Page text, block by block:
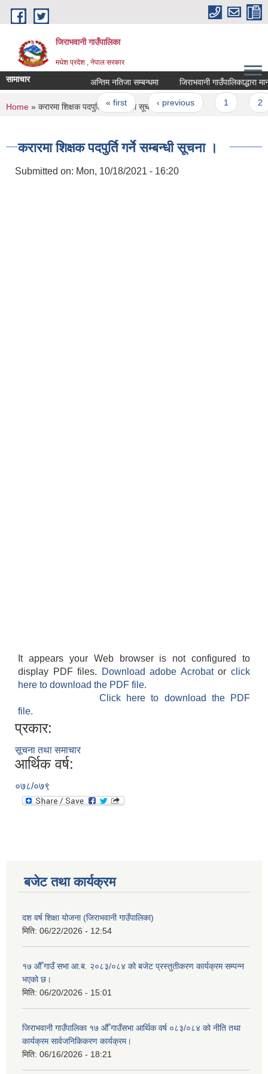
Skip to main content
जिराभवानी गाउँपालिका
मधेश प्रदेश , नेपाल सरकार
सामाचार अन्तिम नतिजा सम्बन्धमा जिराभवानी गाउँपालिकाद्धारा
Pages
« first ‹ previous
You are here
Home » करारमा शिक्षक पदपुर्ति गर्ने सम्बन्धी सूचना ।
करारमा शिक्षक पदपुर्ति गर्ने सम्बन्धी सूचना ।
Submitted on: Mon, 10/18/2021 - 16:20
It appears your Web browser is not configured to
display PDF files.
Download adobe Acrobatorclick
here to download the PDF file.
Click here to download the PDF
file.
प्रकार:
सूचना तथा समाचार
आर्थिक वर्ष:
०७८/०७९
बजेट तथा कार्यक्रम
दश वर्ष शिक्षा योजना (जिराभवानी गाउँपालिका)
मिति: 06/22/2026 - 12:54
१७ औँ गाउँ सभा आ.ब. २०८३/०८४ को बजेट प्रस्तुतीकरण कार्यक्रम सम्पन्न
भएको छ।
मिति: 06/20/2026 - 15:01
जिराभवानी गाउँपालिका १७ औँ गाउँसभा आर्थिक वर्ष ०८३/०८४ को नीति तथा
कार्यक्रम सार्वजनिकिकरण कार्यक्रम।
मिति: 06/16/2026 - 18:21